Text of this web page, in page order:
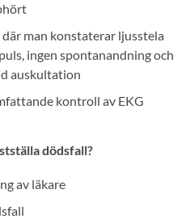
man konstaterar ljusstela
ingen spontanandning och
auskultation
kontroll av EKG
dödsfall?
av läkare